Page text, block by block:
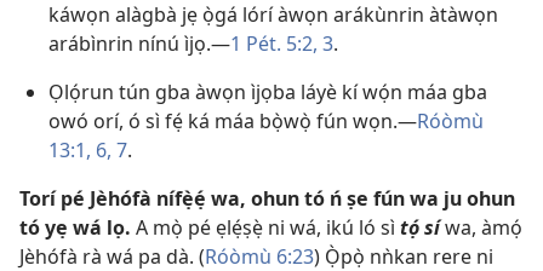
káwọn alàgbà jẹ ọ̀gá lórí àwọn arákùnrin àtàwọn
arábìnrin nínú ìjọ.—1 Pét. 5:2, 3.
Ọlọ́run tún gba àwọn ìjọba láyè kí wọ́n máa gba
owó orí, ó sì fẹ́ ká máa bọ̀wọ̀ fún wọn.—Róòmù
13:1, 6, 7.
Torí pé Jèhófà nífẹ̀ẹ́ wa, ohun tó ń ṣe fún wa ju ohun
tó yẹ wá lọ. A mọ̀ pé ẹlẹ́ṣẹ̀ ni wá, ikú ló sì tọ́ síwa, àmọ́
Jèhófà rà wá pa dà. (Róòmù 6:23) Ọ̀pọ̀ nǹkan rere ni